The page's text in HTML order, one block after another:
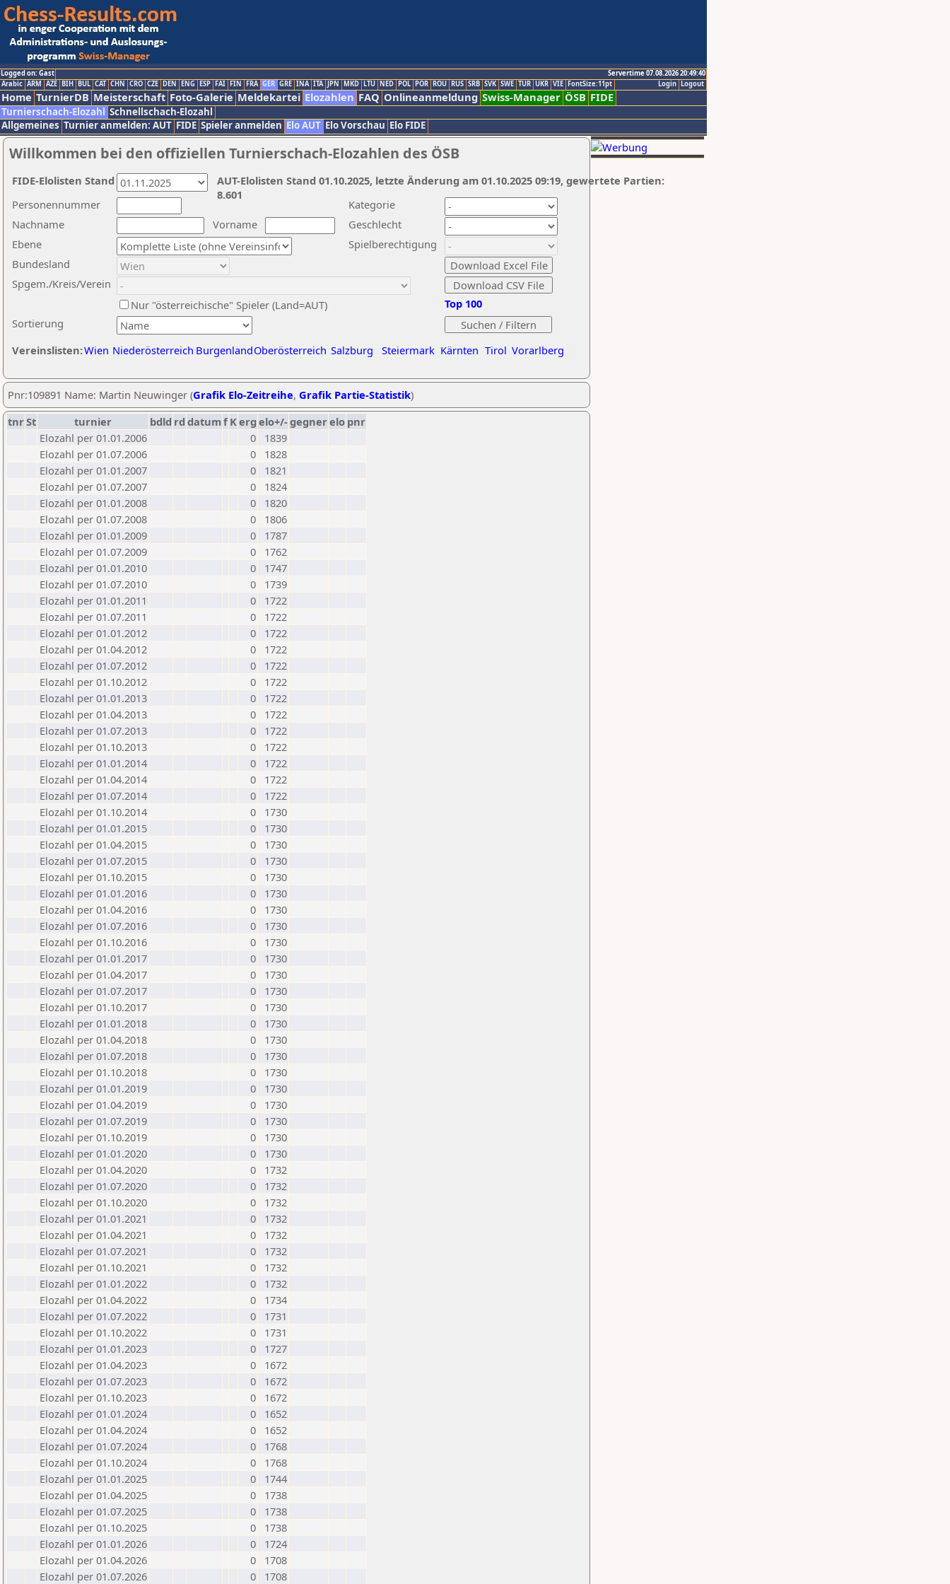
Logged on: Gast
Servertime 07.08.2026 20:49:40
Logout
Login
Arabic ARM AZE BIH BUL CAT CHN CRO CZE DEN ENG ESP FAI FIN FRA GER GRE INA ITA JPN MKD LTU NED POL POR ROU RUS SRB SVK SWE TUR UKR VIE FontSize:11pt
Home TurnierDB Meisterschaft Foto-Galerie Meldekartei Elozahlen FAQ Onlineanmeldung Swiss-Manager ÖSB FIDE
Turnierschach-Elozahl Schnellschach-Elozahl
Allgemeines Turnier anmelden: AUT FIDE Spieler anmelden Elo AUT Elo Vorschau Elo FIDE
Willkommen bei den offiziellen Turnierschach-Elozahlen des ÖSB
Nachname
Vorname
Ebene
Kategorie
Sortierung
Personennummer
Bundesland
Spgem./Kreis/Verein
Geschlecht
Nur "österreichische" Spieler (Land=AUT)
Spielberechtigung
Vereinslisten:Wien Niederösterreich BurgenlandOberösterreich Salzburg Steiermark Kärnten Tirol Vorarlberg
Top 100
AUT-Elolisten Stand 01.10.2025, letzte Änderung am 01.10.2025 09:19, gewertete Partien:
8.601
FIDE-Elolisten Stand
Pnr:109891 Name: Martin Neuwinger (Grafik Elo-Zeitreihe, Grafik Partie-Statistik)
tnrSt turnier bdld rd datumf Kerg elo+/-gegnerelo pnr
Elozahl per 01.01.2006
0
1839
Elozahl per 01.07.2006
0
1828
Elozahl per 01.01.2007
0
1821
Elozahl per 01.07.2007
0
1824
Elozahl per 01.01.2008
0
1820
Elozahl per 01.07.2008
0
1806
Elozahl per 01.01.2009
0
1787
Elozahl per 01.07.2009
0
1762
Elozahl per 01.01.2010
0
1747
Elozahl per 01.07.2010
0
1739
Elozahl per 01.01.2011
0
1722
Elozahl per 01.07.2011
0
1722
Elozahl per 01.01.2012
0
1722
Elozahl per 01.04.2012
0
1722
Elozahl per 01.07.2012
0
1722
Elozahl per 01.10.2012
0
1722
Elozahl per 01.01.2013
0
1722
Elozahl per 01.04.2013
0
1722
Elozahl per 01.07.2013
0
1722
Elozahl per 01.10.2013
0
1722
Elozahl per 01.01.2014
0
1722
Elozahl per 01.04.2014
0
1722
Elozahl per 01.07.2014
0
1722
Elozahl per 01.10.2014
0
1730
Elozahl per 01.01.2015
0
1730
Elozahl per 01.04.2015
0
1730
Elozahl per 01.07.2015
0
1730
Elozahl per 01.10.2015
0
1730
Elozahl per 01.01.2016
0
1730
Elozahl per 01.04.2016
0
1730
Elozahl per 01.07.2016
0
1730
Elozahl per 01.10.2016
0
1730
Elozahl per 01.01.2017
0
1730
Elozahl per 01.04.2017
0
1730
Elozahl per 01.07.2017
0
1730
Elozahl per 01.10.2017
0
1730
Elozahl per 01.01.2018
0
1730
Elozahl per 01.04.2018
0
1730
Elozahl per 01.07.2018
0
1730
Elozahl per 01.10.2018
0
1730
Elozahl per 01.01.2019
0
1730
Elozahl per 01.04.2019
0
1730
Elozahl per 01.07.2019
0
1730
Elozahl per 01.10.2019
0
1730
Elozahl per 01.01.2020
0
1730
Elozahl per 01.04.2020
0
1732
Elozahl per 01.07.2020
0
1732
Elozahl per 01.10.2020
0
1732
Elozahl per 01.01.2021
0
1732
Elozahl per 01.04.2021
0
1732
Elozahl per 01.07.2021
0
1732
Elozahl per 01.10.2021
0
1732
Elozahl per 01.01.2022
0
1732
Elozahl per 01.04.2022
0
1734
Elozahl per 01.07.2022
0
1731
Elozahl per 01.10.2022
0
1731
Elozahl per 01.01.2023
0
1727
Elozahl per 01.04.2023
0
1672
Elozahl per 01.07.2023
0
1672
Elozahl per 01.10.2023
0
1672
Elozahl per 01.01.2024
0
1652
Elozahl per 01.04.2024
0
1652
Elozahl per 01.07.2024
0
1768
Elozahl per 01.10.2024
0
1768
Elozahl per 01.01.2025
0
1744
Elozahl per 01.04.2025
0
1738
Elozahl per 01.07.2025
0
1738
Elozahl per 01.10.2025
0
1738
Elozahl per 01.01.2026
0
1724
Elozahl per 01.04.2026
0
1708
Elozahl per 01.07.2026
0 1708